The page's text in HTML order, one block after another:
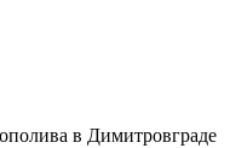
в Димитровграде